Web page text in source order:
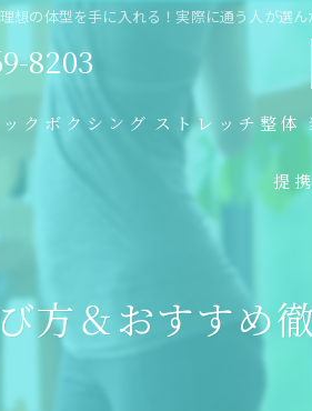
理想の体型を手に入れる！実際に通う人が選
8203
クボクシング ストレッチ整体
提
方＆おすすめ